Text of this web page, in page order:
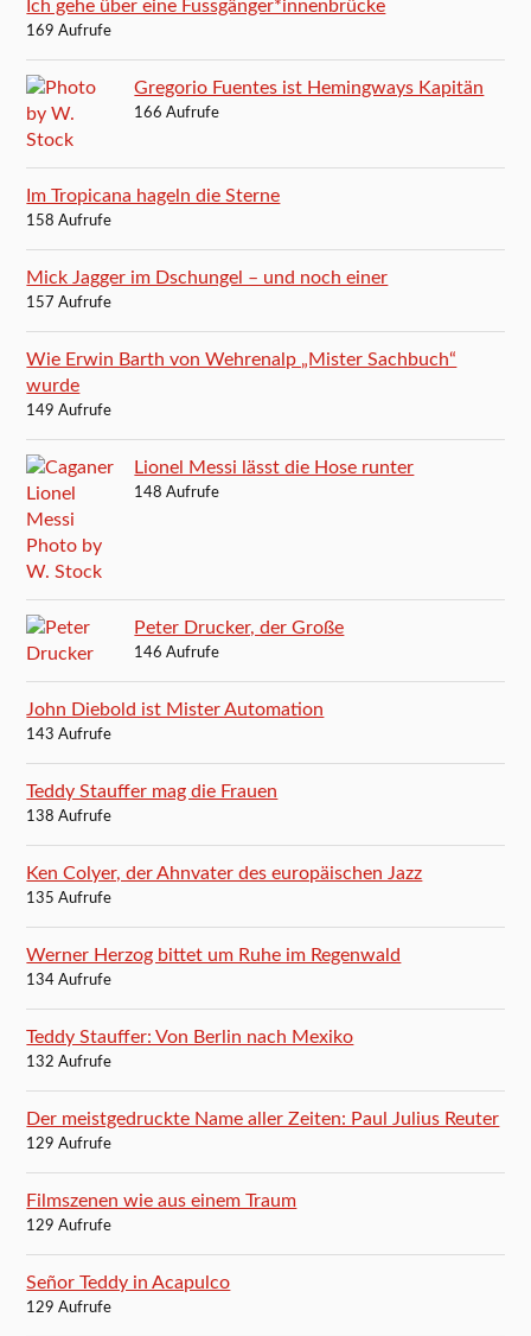
Ich gehe über eine Fussgänger*innenbrücke
169 Aufrufe
Gregorio Fuentes ist Hemingways Kapitän
166 Aufrufe
Im Tropicana hageln die Sterne
158 Aufrufe
Mick Jagger im Dschungel – und noch einer
157 Aufrufe
Wie Erwin Barth von Wehrenalp „Mister Sachbuch“
wurde
149 Aufrufe
Lionel Messi lässt die Hose runter
148 Aufrufe
Peter Drucker, der Große
146 Aufrufe
John Diebold ist Mister Automation
143 Aufrufe
Teddy Stauffer mag die Frauen
138 Aufrufe
Ken Colyer, der Ahnvater des europäischen Jazz
135 Aufrufe
Werner Herzog bittet um Ruhe im Regenwald
134 Aufrufe
Teddy Stauffer: Von Berlin nach Mexiko
132 Aufrufe
Der meistgedruckte Name aller Zeiten: Paul Julius Reuter
129 Aufrufe
Filmszenen wie aus einem Traum
129 Aufrufe
Señor Teddy in Acapulco
129 Aufrufe